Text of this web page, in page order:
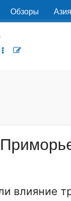
Обзоры Азия
влияние